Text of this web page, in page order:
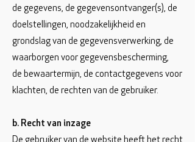
de gegevens, de gegevensontvanger(s), de
doelstellingen, noodzakelijkheid en
grondslag van de gegevensverwerking, de
waarborgen voor gegevensbescherming,
de bewaartermijn, de contactgegevens voor
klachten, de rechten van de gebruiker.
b. Recht van inzage